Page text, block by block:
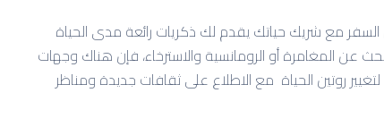
مع شريك حياتك يقدم لك ذكريات رائعة مدى الحياة
المغامرة أو الرومانسية والاسترخاء، فإن هناك وجهات
روتين الحياة مع الاطلاع على ثقافات جديدة ومناظر